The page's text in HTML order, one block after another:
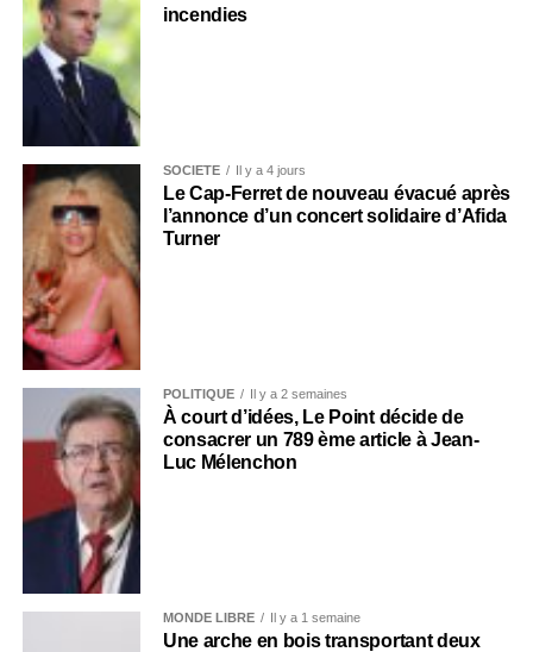
incendies
SOCIÉTÉ Il y a 4 jours
Le Cap-Ferret de nouveau évacué après
l’annonce d’un concert solidaire d’Afida
Turner
POLITIQUE Il y a 2 semaines
À court d’idées, Le Point décide de
consacrer un 789 ème article à Jean-
Luc Mélenchon
MONDE LIBRE Il y a 1 semaine
Une arche en bois transportant deux